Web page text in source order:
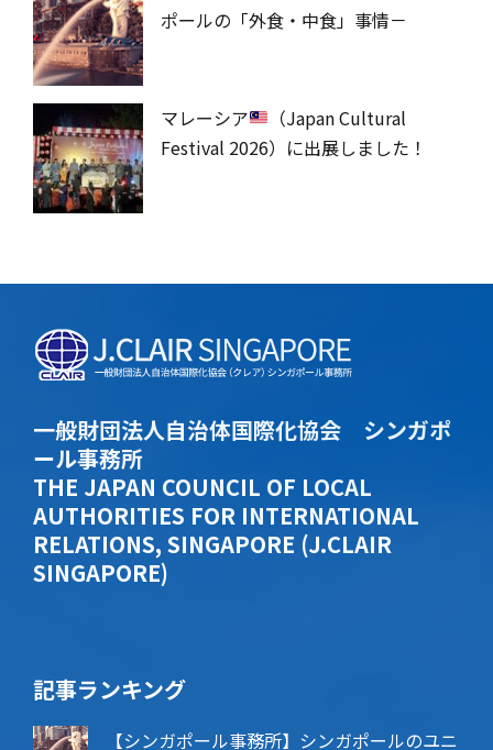
ポールの「外食・中食」事情－
マレーシア
（Japan Cultural
Festival 2026）に出展しました！
一般財団法人自治体国際化協会 シンガポ
ール事務所
THE JAPAN COUNCIL OF LOCAL
AUTHORITIES FOR INTERNATIONAL
RELATIONS, SINGAPORE (J.CLAIR
SINGAPORE)
記事ランキング
【シンガポール事務所】シンガポールのユニ